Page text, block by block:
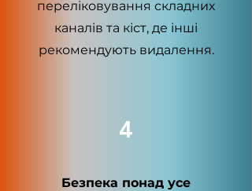
переліковування складних
каналів та кіст, де інші
рекомендують видалення.
4
Безпека понад усе